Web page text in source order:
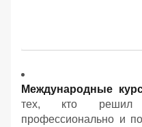
Международные
тех, кто решил
профессионально и